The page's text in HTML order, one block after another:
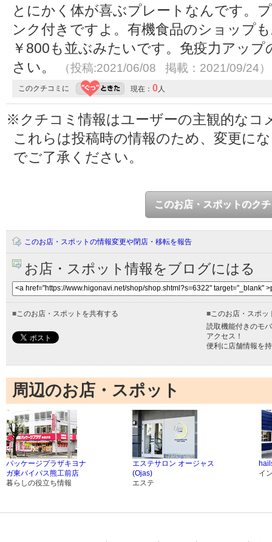
とにかく体が喜ぶプレートなんです。
ンク付きですよ。有機食品のショップ
￥800も並ぶみたいです。免疫力アッ
さい。
（投稿:2021/06/08 掲載：2021/09/24）
このクチコミに 現在： 0 人
※クチコミ情報はユーザーの主観的なコ
これらは投稿時の情報のため、変更に
でご了承ください。
このお店・スポットのク
このお店・スポットの情報変更や閉店・移転を報告
お店・スポット情報をブログにはる
■ このお店・スポットを共有する ■ このお店・スポ
読取機能付きのモ
アクセス！
便利に店舗情報を
周辺のお店・スポット
パッケージプラザキヨナ
ガ東バイパス熊工前店
暮らしの役立ち情報
エステサロン オージャス
(Ojas)
エステ
イ